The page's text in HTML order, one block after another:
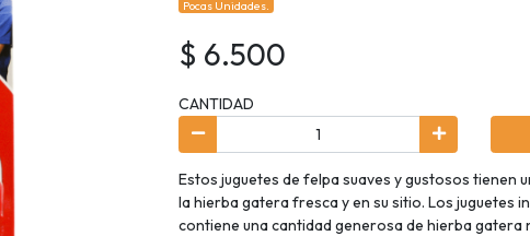
Pocas Unidades.
$ 6.500
CANTIDAD
Estos juguetes de felpa suaves y gustosos tienen
la hierba gatera fresca y en su sitio. Los juguetes
contiene una cantidad generosa de hierba gatera